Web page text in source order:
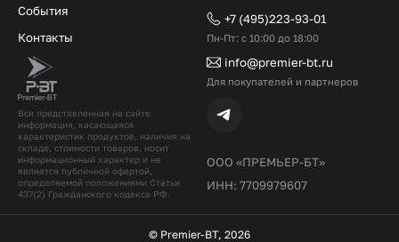
Вся представленная на сайте
информация, касающаяся
характеристик продуктов, наличия на
складе, стоимости товаров, носит
информационный характер и не
является публичной офертой,
определяемой положениями Статьи
437(2) Гражданского кодекcа РФ.
ООО «ПРЕМЬЕР-БТ»
ИНН: 7709979607
События
Контакты
+7 (495)223-93-01
Пн-Пт: с 10:00 до 18:00
info@premier-bt.ru
Для покупателей и партнеров
© Premier-BT, 2026